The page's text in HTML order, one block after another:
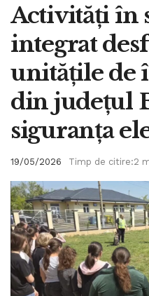
Activități în
integrat
unitățile de
din județul
siguranța
19/05/2026 Timp de citire:2